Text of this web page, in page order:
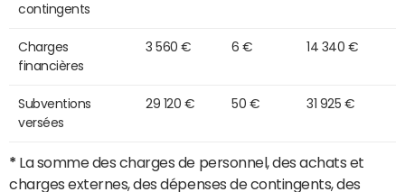
contingents
Charges
financières
3 560 € 6 € 14 340 €
Subventions
versées
29 120 € 50 € 31 925 €
* La somme des charges de personnel, des achats et
charges externes, des dépenses de contingents, des